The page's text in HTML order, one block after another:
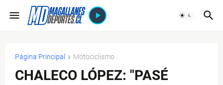
Página Principal Motociclismo
CHALECO LÓPEZ: "PASÉ